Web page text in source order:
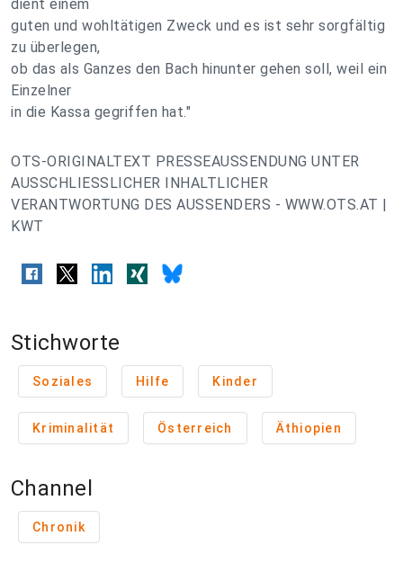
dient einem
guten und wohltätigen Zweck und es ist sehr sorgfältig
zu überlegen,
ob das als Ganzes den Bach hinunter gehen soll, weil ein
Einzelner
in die Kassa gegriffen hat."
OTS-ORIGINALTEXT PRESSEAUSSENDUNG UNTER
AUSSCHLIESSLICHER INHALTLICHER
VERANTWORTUNG DES AUSSENDERS - WWW.OTS.AT |
KWT
Stichworte
Soziales Hilfe Kinder
Kriminalität Österreich Äthiopien
Channel
Chronik